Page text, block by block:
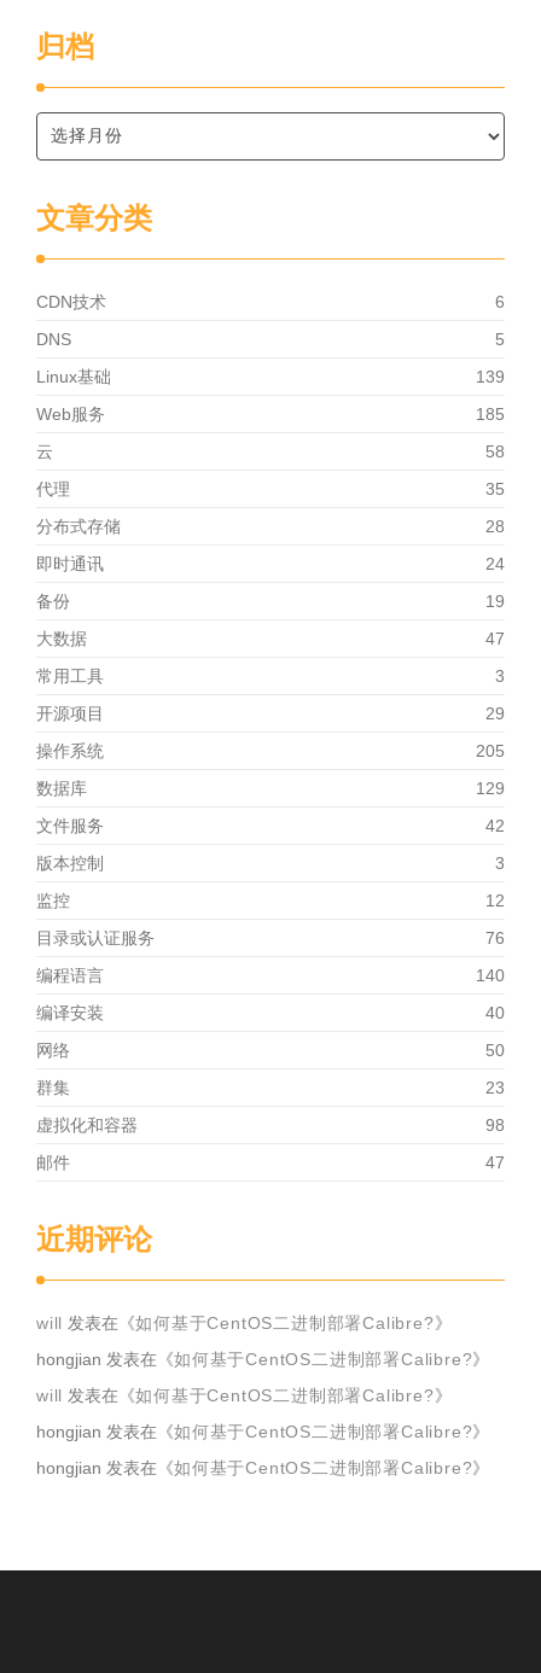
归档
文章分类
CDN技术
6
DNS
5
Linux基础
139
Web服务
185
云
58
代理
35
分布式存储
28
即时通讯
24
备份
19
大数据
47
常用工具
3
开源项目
29
操作系统
205
数据库
129
文件服务
42
版本控制
3
监控
12
目录或认证服务
76
编程语言
140
编译安装
40
网络
50
群集
23
虚拟化和容器
98
邮件
47
近期评论
will 发表在《如何基于CentOS二进制部署Calibre?》
hongjian 发表在《如何基于CentOS二进制部署Calibre?》
will 发表在《如何基于CentOS二进制部署Calibre?》
hongjian 发表在《如何基于CentOS二进制部署Calibre?》
hongjian 发表在《如何基于CentOS二进制部署Calibre?》